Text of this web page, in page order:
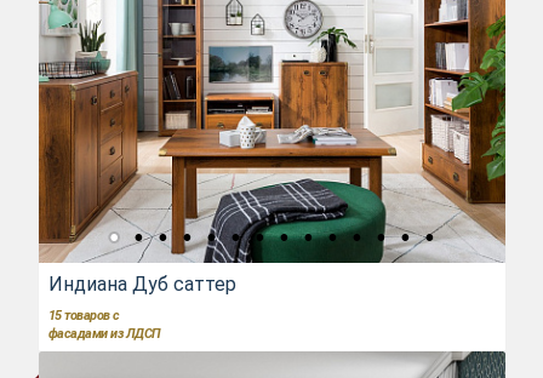
Индиана Дуб саттер
15товаров с
фасадами из ЛДСП